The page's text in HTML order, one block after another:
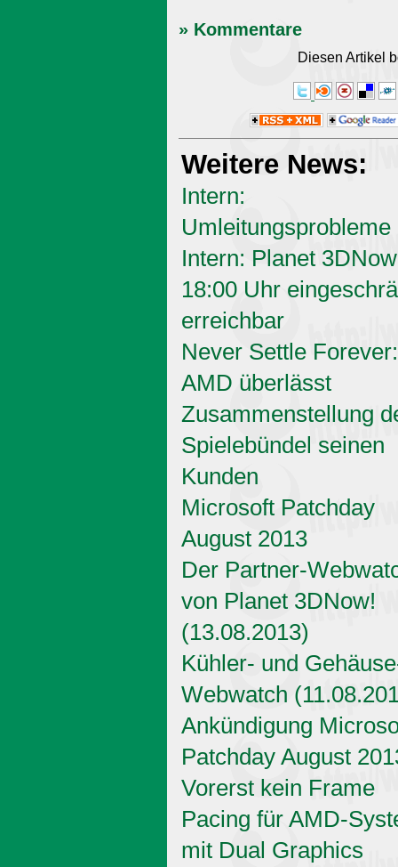
» Kommentare
Diesen Artikel
Weitere News:
Intern:
Umleitungsprobleme
Intern: Planet
18:00 Uhr
erreichbar
Never Settle Forever:
AMD überlässt
Zusammenstellung
Spielebündel seinen
Kunden
Microsoft Patchday
August 2013
Der Partner-
von Planet 3DNow!
(13.08.2013)
Kühler- und
Webwatch
Ankündigung
Patchday August
Vorerst kein Frame
Pacing für AMD-
mit Dual Graphics